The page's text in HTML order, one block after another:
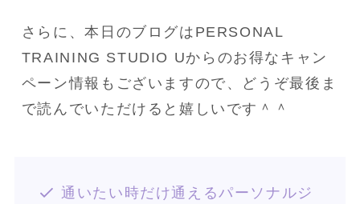
さらに、本日のブログはPERSONAL
TRAINING STUDIO Uからのお得なキャン
ペーン情報もございますので、どうぞ最後ま
で読んでいただけると嬉しいです＾＾
通いたい時だけ通えるパーソナルジ